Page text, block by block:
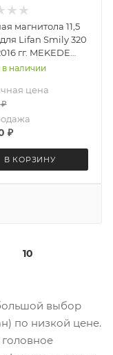
магнитола 11,5
Lifan Smily 320
гг. MEKEDE
7 версия 3308-
круговой обзор
в наличии
цена
₽
В КОРЗИНУ
10
выбор
по низкой цене.